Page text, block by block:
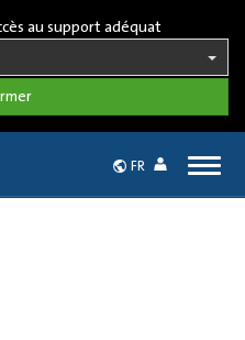
au support adéquat
FR